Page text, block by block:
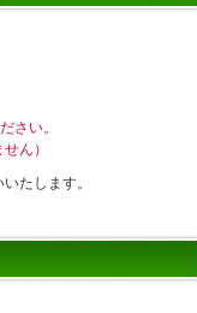
さい。
ん）
たします。